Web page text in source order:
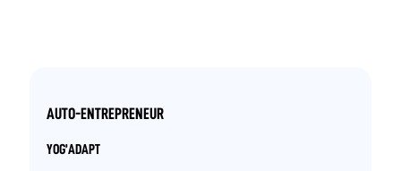
AUTO-ENTREPRENEUR
YOG’ADAPT